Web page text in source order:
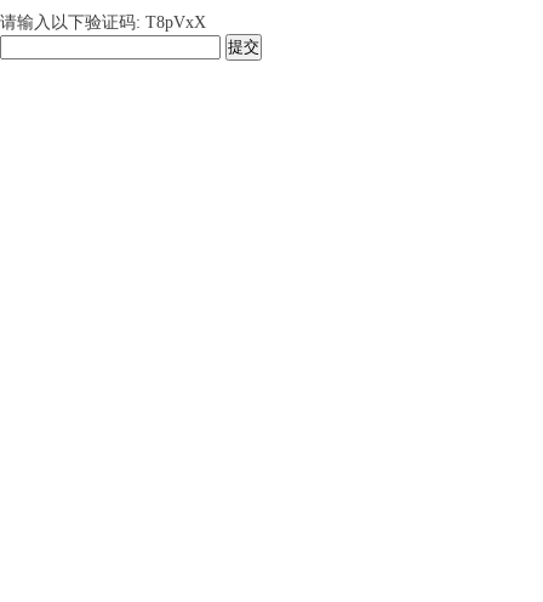
请输入以下验证码: T8pVxX
提交